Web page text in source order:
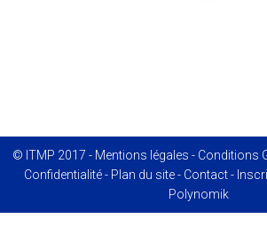
© ITMP 2017 - Mentions légales - Conditions
Confidentialité- Plan du site- Contact-
Polynomik